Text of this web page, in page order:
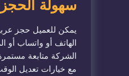
سهولة الحجز
يمكن للعميل حجز
الهاتف أو واتساب أو
الشركة متابعة
مع خيارات تعديل